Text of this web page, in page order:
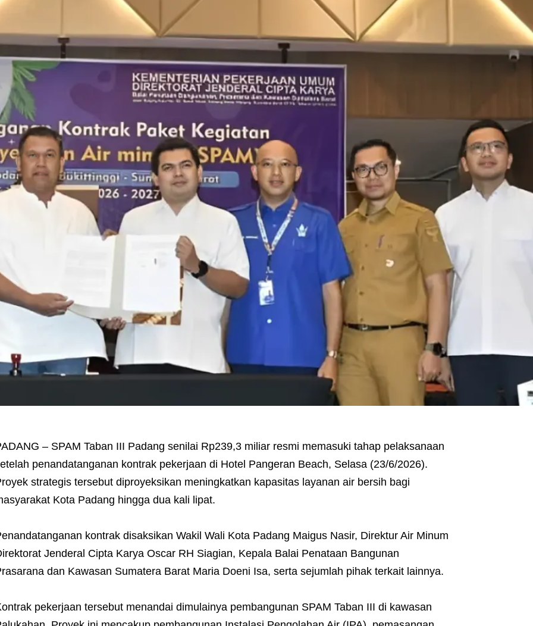
– SPAM Taban III Padang senilai Rp239,3 miliar resmi memasuki tahap pelaksanaan
penandatanganan kontrak pekerjaan di Hotel Pangeran Beach, Selasa (23/6/2026).
strategis tersebut diproyeksikan meningkatkan kapasitas layanan air bersih bagi
Kota Padang hingga dua kali lipat.
kontrak disaksikan Wakil Wali Kota Padang Maigus Nasir, Direktur Air Minum
Jenderal Cipta Karya Oscar RH Siagian, Kepala Balai Penataan Bangunan
dan Kawasan Sumatera Barat Maria Doeni Isa, serta sejumlah pihak terkait lainnya.
pekerjaan tersebut menandai dimulainya pembangunan SPAM Taban III di kawasan